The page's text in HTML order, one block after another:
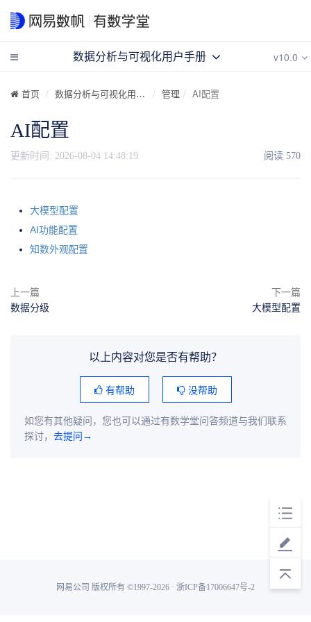
首页 数据分析与可视化用户手册 管理 AI配置
AI配置
更新时间: 2026-08-04 14:48:19 阅读 570
大模型配置
AI功能配置
知数外观配置
上一篇
数据分级
下一篇
大模型配置
以上内容对您是否有帮助？
有帮助 没帮助
如您有其他疑问，您也可以通过有数学堂问答频道与我们联系
探讨， 去提问→
数据分析与可视化用户手册 v10.0
网易公司 版权所有 ©1997-2026 · 浙ICP备17006647号-2